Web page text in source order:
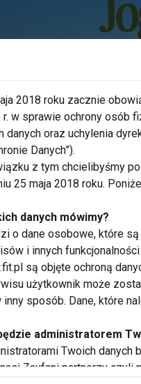
BIO –
2018 roku zacznie
r. w sprawie ochrony osób
danych oraz uchylenia
Danych”).
z tym chcielibyśmy
25 maja 2018 roku.
danych mówimy?
o dane osobowe, które
i innych
są objęte ochroną
użytkownik może
inny sposób. Dane, które
administratorem
Twoich danych
Zaufani partnerzy czyli